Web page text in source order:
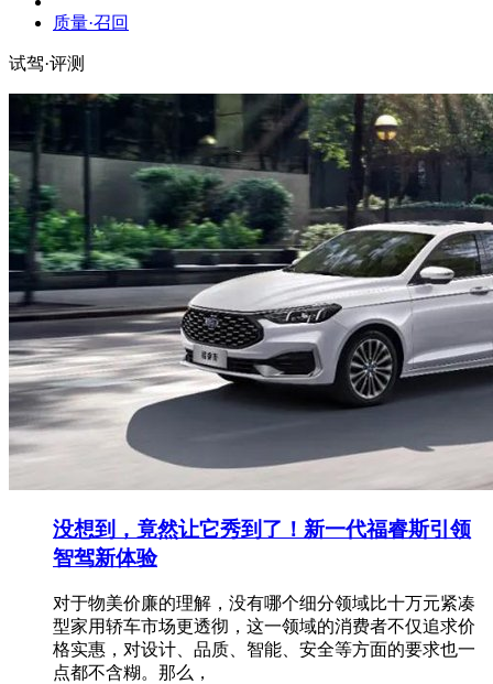
质量·召回
试驾·评测
没想到，竟然让它秀到了！新一代福睿斯引领
智驾新体验
对于物美价廉的理解，没有哪个细分领域比十万元紧凑
型家用轿车市场更透彻，这一领域的消费者不仅追求价
格实惠，对设计、品质、智能、安全等方面的要求也一
点都不含糊。那么，